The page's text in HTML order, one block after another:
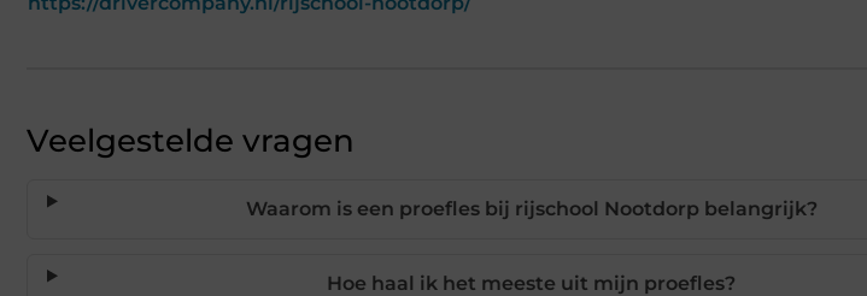
Veelgestelde vragen
Waarom is een proefles bij rijschool Nootdorp belangrijk?
Hoe haal ik het meeste uit mijn proefles?